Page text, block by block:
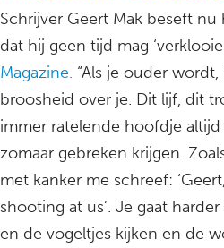
Schrijver Geert Mak beseft
dat hij geen tijd mag
Magazine. “Als je ouder
broosheid over je. Dit lijf, dit
immer ratelende hoofdje altijd
zomaar gebreken krijgen.
met kanker me schreef:
shooting at us’. Je gaat
en de vogeltjes kijken en de